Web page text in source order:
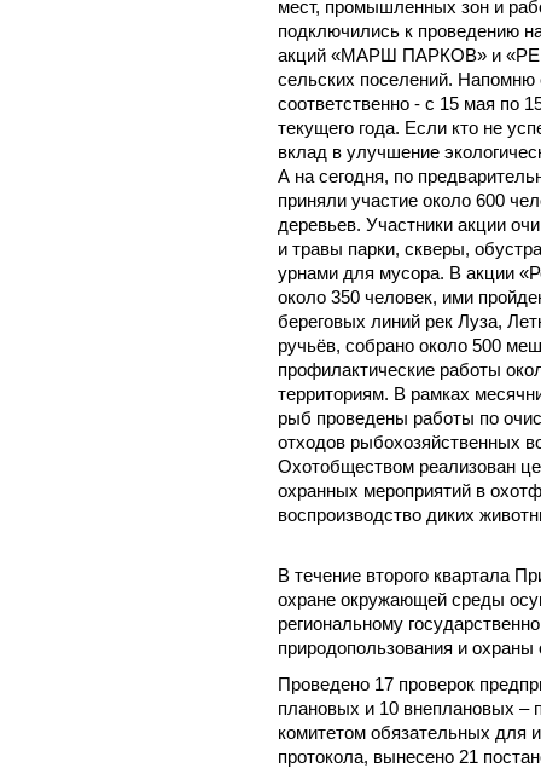
мест, промышленных зон и
подключились к проведению
акций «МАРШ ПАРКОВ» и
сельских поселений. Напомню
соответственно - с 15 мая по
текущего года. Если кто не
вклад в улучшение
А на сегодня, по
приняли участие около 600
деревьев. Участники акции
и травы парки, скверы,
урнами для мусора. В акции
около 350 человек, ими
береговых линий рек Луза,
ручьёв, собрано около 500
профилактические работы
территориям. В рамках
рыб проведены работы по
отходов рыбохозяйственных
Охотобществом реализован
охранных мероприятий в
воспроизводство диких
В течение второго квартала
охране окружающей среды
региональному
природопользования и
Проведено 17 проверок
плановых и 10 внеплановых
комитетом обязательных для
протокола, вынесено 21